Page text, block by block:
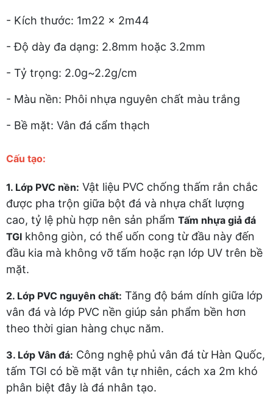
- Kích thước: 1m22 x 2m44
- Độ dày đa dạng: 2.8mm hoặc 3.2mm
- Tỷ trọng: 2.0g~2.2g/cm
- Màu nền: Phôi nhựa nguyên chất màu trắng
- Bề mặt: Vân đá cẩm thạch
Cấu tạo:
1. Lớp PVC nền: Vật liệu PVC chống thấm rắn chắc
được pha trộn giữa bột đá và nhựa chất lượng
cao, tỷ lệ phù hợp nên sản phẩm Tấm nhựa giả đá
TGI không giòn, có thể uốn cong từ đầu này đến
đầu kia mà không vỡ tấm hoặc rạn lớp UV trên bề
mặt.
2. Lớp PVC nguyên chất: Tăng độ bám dính giữa lớp
vân đá và lớp PVC nền giúp sản phẩm bền hơn
theo thời gian hàng chục năm.
3. Lớp Vân đá: Công nghệ phủ vân đá từ Hàn Quốc,
tấm TGI có bề mặt vân tự nhiên, cách xa 2m khó
phân biệt đây là đá nhân tạo.